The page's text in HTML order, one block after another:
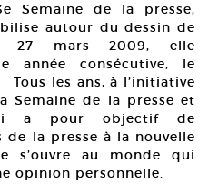
Semaine de la presse,
autour du dessin de
27 mars 2009, elle
année consécutive, le
Tous les ans, à l’initiative
Semaine de la presse et
ci a pour objectif de
la presse à la nouvelle
s’ouvre au monde qui
opinion personnelle.